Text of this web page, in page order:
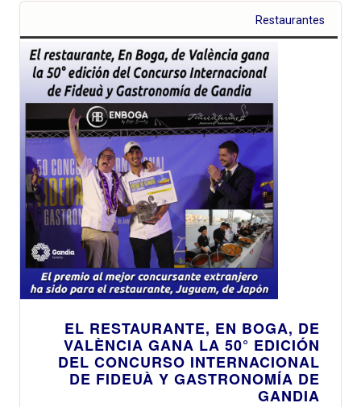
Restaurantes
EL RESTAURANTE, EN BOGA, DE
VALÈNCIA GANA LA 50° EDICIÓN
DEL CONCURSO INTERNACIONAL
DE FIDEUÀ Y GASTRONOMÍA DE
GANDIA